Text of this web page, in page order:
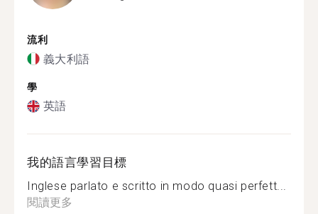
流利
義大利語
學
英語
我的語言學習目標
Inglese parlato e scritto in modo quasi perfett...
閱讀更多